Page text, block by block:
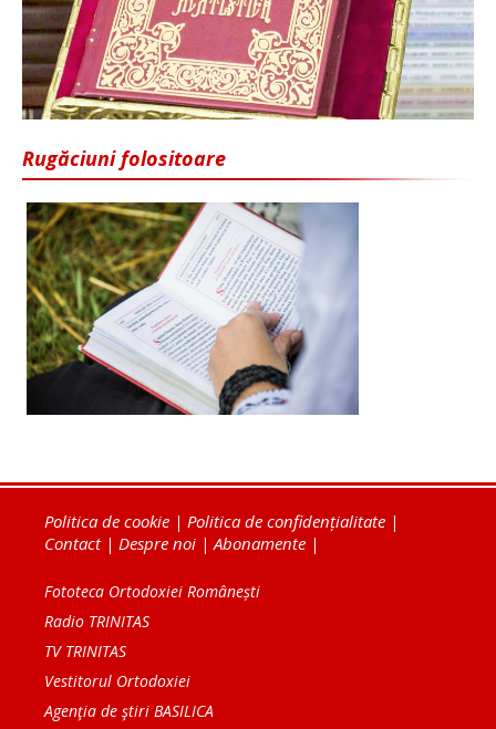
Rugăciuni folositoare
Politica de cookie | Politica de confidențialitate |
Contact| Despre noi |Abonamente |
Fototeca Ortodoxiei Românești
Radio TRINITAS
TV TRINITAS
Vestitorul Ortodoxiei
Agenţia de ştiri BASILICA